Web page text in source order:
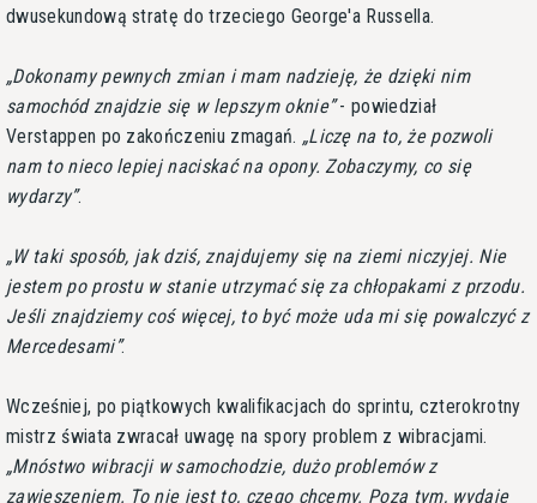
dwusekundową stratę do trzeciego George'a Russella.
Dokonamy pewnych zmian i mam nadzieję, że dzięki nim
samochód znajdzie się w lepszym oknie - powiedział
Verstappen po zakończeniu zmagań.
Liczę na to, że pozwoli
nam to nieco lepiej naciskać na opony. Zobaczymy, co się
wydarzy .
W taki sposób, jak dziś, znajdujemy się na ziemi niczyjej. Nie
jestem po prostu w stanie utrzymać się za chłopakami z przodu.
Jeśli znajdziemy coś więcej, to być może uda mi się powalczyć z
Mercedesami .
Wcześniej, po piątkowych kwalifikacjach do sprintu, czterokrotny
mistrz świata zwracał uwagę na spory problem z wibracjami.
Mnóstwo wibracji w samochodzie, dużo problemów z
zawieszeniem. To nie jest to, czego chcemy. Poza tym, wydaje